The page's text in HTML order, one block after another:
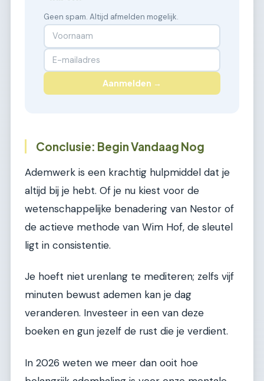
Geen spam. Altijd afmelden mogelijk.
Aanmelden →
Conclusie: Begin Vandaag Nog
Ademwerk is een krachtig hulpmiddel dat je
altijd bij je hebt. Of je nu kiest voor de
wetenschappelijke benadering van Nestor of
de actieve methode van Wim Hof, de sleutel
ligt in consistentie.
Je hoeft niet urenlang te mediteren; zelfs vijf
minuten bewust ademen kan je dag
veranderen. Investeer in een van deze
boeken en gun jezelf de rust die je verdient.
In 2026 weten we meer dan ooit hoe